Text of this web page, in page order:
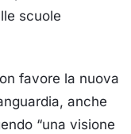
scuole
favore la nuova
anche
“una visione